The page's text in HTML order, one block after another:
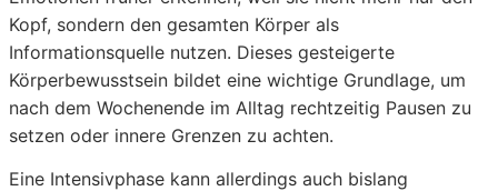
Kopf, sondern den gesamten Körper als
Informationsquelle nutzen. Dieses gesteigerte
Körperbewusstsein bildet eine wichtige Grundlage, um
nach dem Wochenende im Alltag rechtzeitig Pausen zu
setzen oder innere Grenzen zu achten.
Eine Intensivphase kann allerdings auch bislang